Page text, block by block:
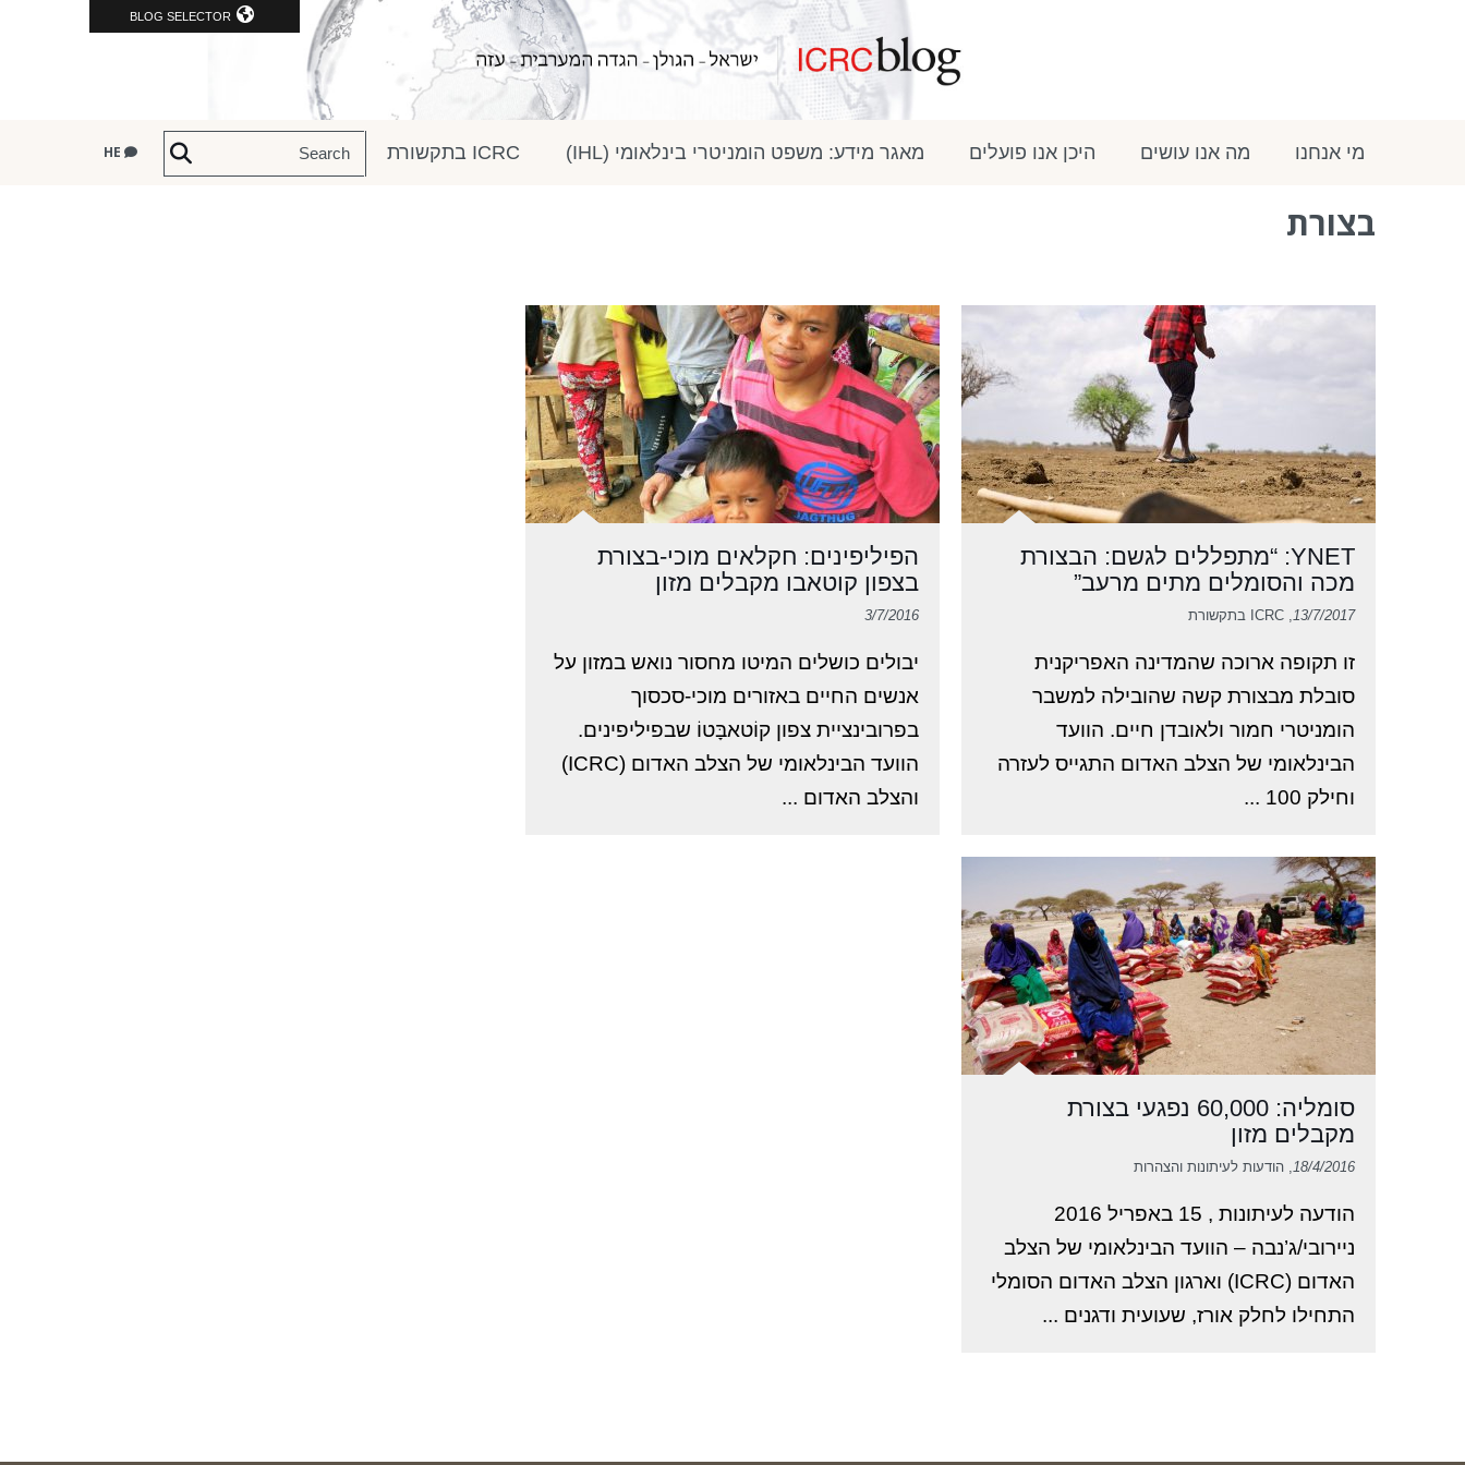
BLOG SELECTOR
מי אנחנו מה אנו עושים היכן אנו פועלים מאגר מידע: משפט הומניטרי בינלאומי (IHL) ICRC בתקשורת
בצורת
YNET: “מתפללים לגשם: הבצורת
מכה והסומלים מתים מרעב”
13/7/2017, ICRC בתקשורת
זו תקופה ארוכה שהמדינה האפריקנית
סובלת מבצורת קשה שהובילה למשבר
הומניטרי חמור ולאובדן חיים. הוועד
הבינלאומי של הצלב האדום התגייס לעזרה
וחילק 100 ...
הפיליפינים: חקלאים מוכי-בצורת
בצפון קוטאבו מקבלים מזון
3/7/2016
יבולים כושלים המיטו מחסור נואש במזון על
אנשים החיים באזורים מוכי-סכסוך
בפרובינציית צפון קוֹטאבָּטוֹ שבפיליפינים.
הוועד הבינלאומי של הצלב האדום (ICRC)
והצלב האדום ...
סומליה: 60,000 נפגעי בצורת
מקבלים מזון
18/4/2016, הודעות לעיתונות והצהרות
הודעה לעיתונות , 15 באפריל 2016
ניירובי/ג’נבה – הוועד הבינלאומי של הצלב
האדום (ICRC) וארגון הצלב האדום הסומלי
התחילו לחלק אורז, שעועית ודגנים ...